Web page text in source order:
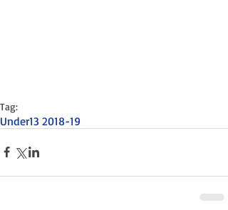
Tag:
Under13 2018-19